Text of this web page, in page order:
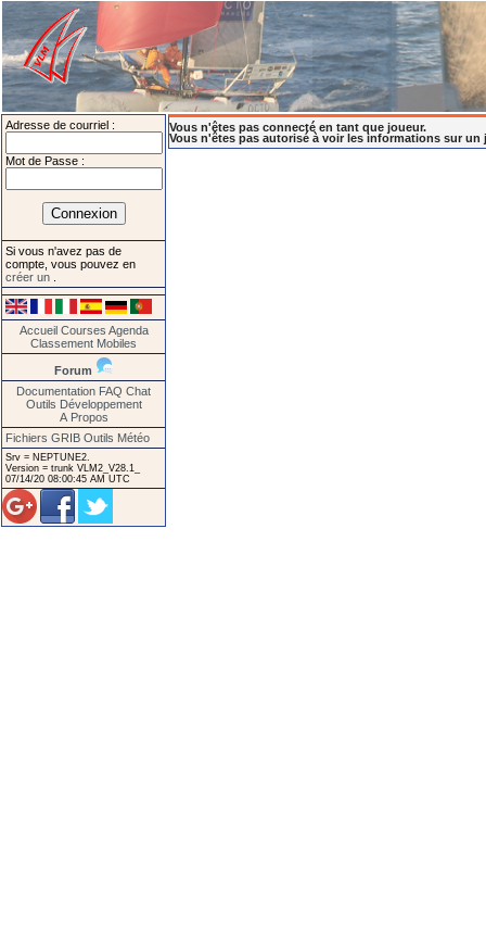
Adresse de courriel :
Mot de Passe :
Si vous n'avez pas de
compte, vous pouvez en
créer un
Accueil Courses Agenda
Classement Mobiles
Forum
Documentation FAQ Chat
Outils Développement
A Propos
Fichiers GRIB Outils Météo
Srv = NEPTUNE2.
Version = trunk VLM2_V28.1_
07/14/20 08:00:45 AM UTC
Vous n'êtes pas connecté en tant que joueur.
Vous n'êtes pas autorisé à voir les informations sur un